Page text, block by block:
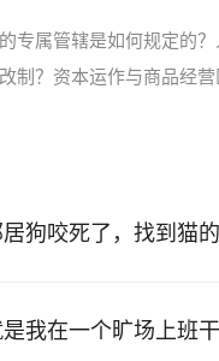
专属管辖是如何规定的
制？资本运作与商品经
狗咬死了，找到猫
我在一个旷场上班